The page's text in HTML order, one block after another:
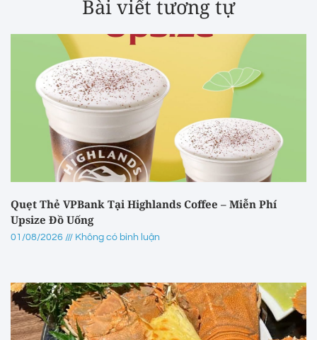
Bài viết tương tự
Quẹt Thẻ VPBank Tại Highlands Coffee – Miễn Phí
Upsize Đồ Uống
01/08/2026 Không có bình luận